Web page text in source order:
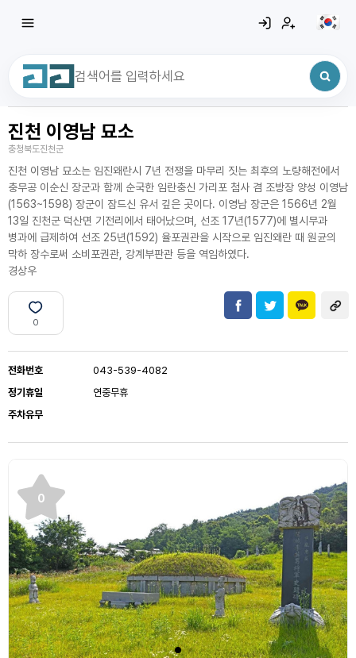
최근 검색어
진천 이영남 묘소
충청북도진천군
진천 이영남 묘소는 임진왜란시 7년 전쟁을 마무리 짓는 최후의 노량해전에서
충무공 이순신 장군과 함께 순국한 임란충신 가리포 첨사 겸 조방장 양성 이영남
(1563~1598) 장군이 잠드신 유서 깊은 곳이다. 이영남 장군은 1566년 2월
13일 진천군 덕산면 기전리에서 태어났으며, 선조 17년(1577)에 별시무과
병과에 급제하여 선조 25년(1592) 율포권관을 시작으로 임진왜란 때 원균의
막하 장수로써 소비포권관, 강계부판관 등을 역임하였다.
경상우
0
전화번호
043-539-4082
정기휴일
연중무휴
주차유무
0